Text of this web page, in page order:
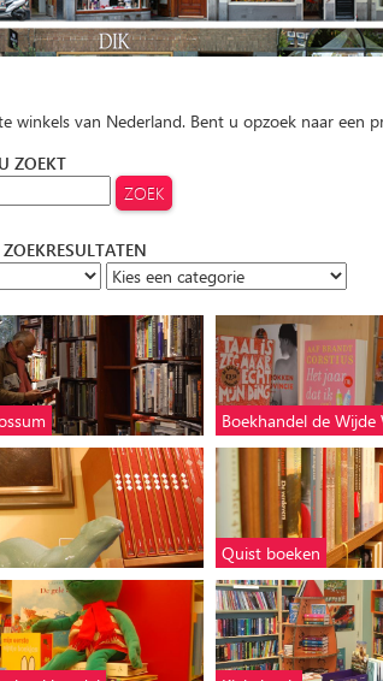
winkels van Nederland. Bent u opzoek naar een
ZOEKT
Boekhandel de Wijde
Quist boeken